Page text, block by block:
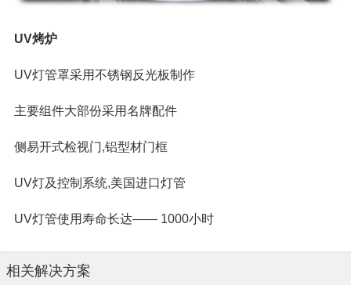
UV烤炉
UV灯管罩采用不锈钢反光板制作
主要组件大部份采用名牌配件
侧易开式检视门,铝型材门框
UV灯及控制系统,美国进口灯管
UV灯管使用寿命长达—— 1000小时
相关解决方案